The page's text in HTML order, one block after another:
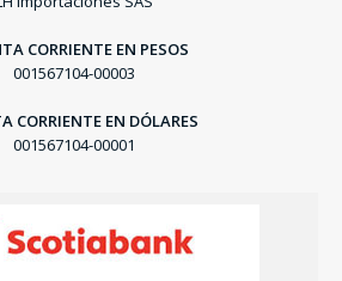
CORRIENTE EN PESOS
001567104-00003
CORRIENTE EN DÓLARES
001567104-00001